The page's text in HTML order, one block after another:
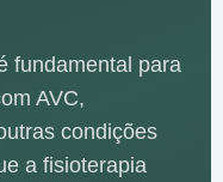
fundamental para
AVC,
condições
a fisioterapia